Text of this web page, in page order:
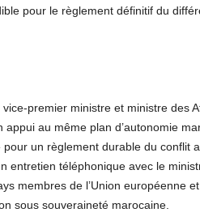
pour le règlement définitif du
premier ministre et ministre des
au même plan d’autonomie
un règlement durable du conflit
entretien téléphonique avec le
membres de l’Union européenne
sous souveraineté marocaine.